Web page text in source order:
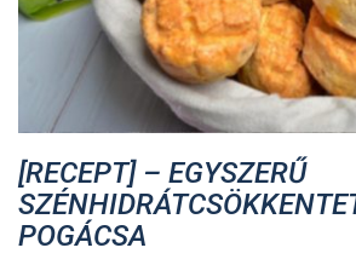
[RECEPT] – EGYSZERŰ
POGÁCSA